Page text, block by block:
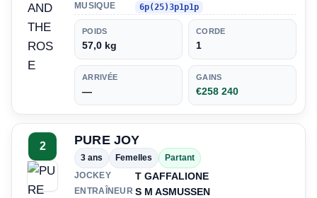
MUSIQUE 6p(25)3p1p1p
POIDS
57,0 kg
CORDE
1
ARRIVÉE
—
GAINS
€258 240
2 PURE JOY
3 ans Femelles
Partant
JOCKEY
T GAFFALIONE
ENTRAÎNEUR S M ASMUSSEN